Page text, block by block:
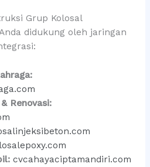
Grup Kolosal
didukung oleh jaringan
Renovasi:
cvcahayaciptamandiri.com